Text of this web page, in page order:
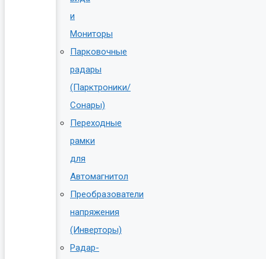
и
Мониторы
Парковочные
радары
(Парктроники/
Сонары)
Переходные
рамки
для
Автомагнитол
Преобразователи
напряжения
(Инверторы)
Радар-